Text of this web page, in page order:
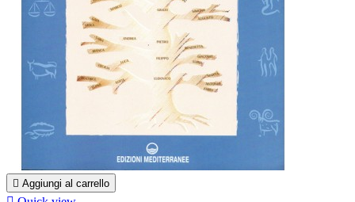
 Aggiungi al carrello